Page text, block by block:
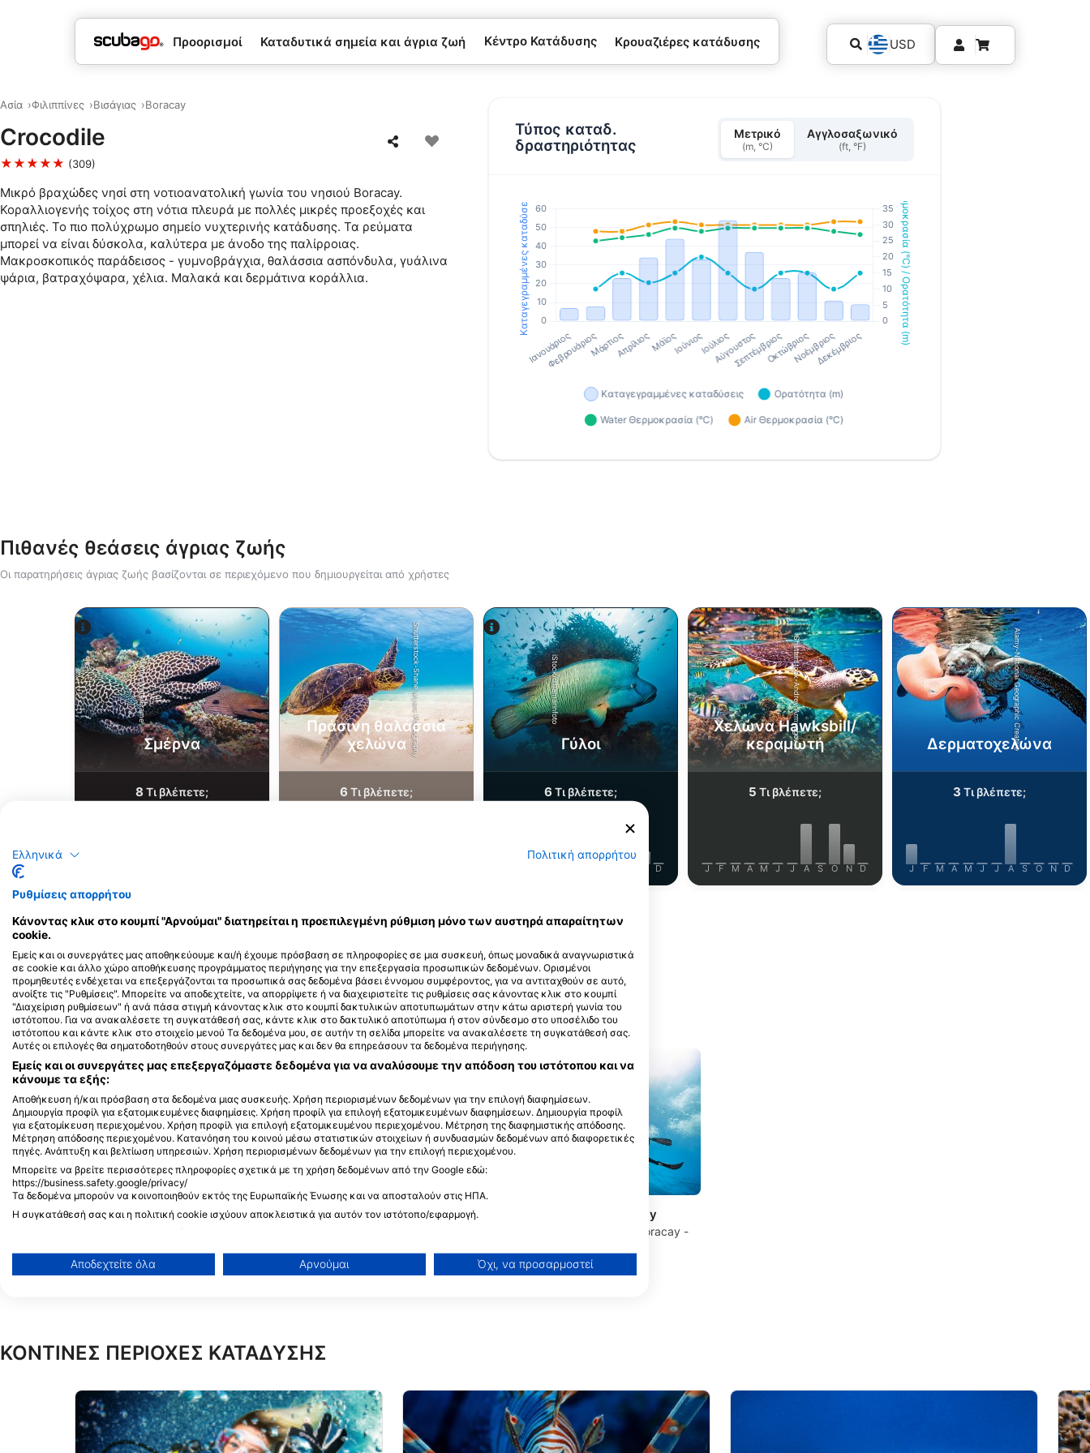
Προορισμοί Καταδυτικά σημεία και άγρια ​​ζωή Κέντρο Κατάδυσης Κρουαζιέρες κατάδυσης USD
Ασία Φιλιππίνες Βισάγιας Boracay
Crocodile
★★★★★ (309)
Μικρό βραχώδες νησί στη νοτιοανατολική γωνία του νησιού Boracay.
Κοραλλιογενής τοίχος στη νότια πλευρά με πολλές μικρές προεξοχές και
σπηλιές. Το πιο πολύχρωμο σημείο νυχτερινής κατάδυσης. Τα ρεύματα
μπορεί να είναι δύσκολα, καλύτερα με άνοδο της παλίρροιας.
Μακροσκοπικός παράδεισος - γυμνοβράγχια, θαλάσσια ασπόνδυλα, γυάλινα
ψάρια, βατραχόψαρα, χέλια. Μαλακά και δερμάτινα κοράλλια.
Τύπος καταδ.
δραστηριότητας
Μετρικό
(m, °C)
Αγγλοσαξωνικό
(ft, °F)
Πιθανές θεάσεις άγριας ζωής
Οι παρατηρήσεις άγριας ζωής βασίζονται σε περιεχόμενο που δημιουργείται από χρήστες
Alamy-WaterFrame
Σμέρνα
8 Τι βλέπετε;
Shutterstock-Shane Myers Photography
Πράσινη θαλάσσια
χελώνα
6 Τι βλέπετε;
iStock/ultramarinfoto
Γύλοι
6 Τι βλέπετε;
D
Shutterstock-Andrey Armyagov
Χελώνα Hawksbill/
κεραμωτή
5 Τι βλέπετε;
J F M A M J J A S O N D
Alamy-National Geographic Creative
Δερματοχελώνα
3 Τι βλέπετε;
J F M A M J J A S O N D
Κέντρα κατάδυσης που εξυπηρετούν αυτό το σημείο κατάδυσης
DiveGurus Boracay
Beachfront Boat Station 3, Brgy Manoc-
Manoc,, 5608 Malay, Boracay -
ΦΙΛΙΠΠΙΝΕΣ
Zone V, Bolabog, 5608 Malay , Aklan,
Boracay - ΦΙΛΙΠΠΙΝΕΣ
Neptune Dive Center Boracay
SITIO ANGOL, 5608 MALAY, Boracay -
ΚΟΝΤΙΝΕΣ ΠΕΡΙΟΧΕΣ ΚΑΤΑΔΥΣΗΣ
Ελληνικά Πολιτική απορρήτου
Ρυθμίσεις απορρήτου
Κάνοντας κλικ στο κουμπί "Αρνούμαι" διατηρείται η προεπιλεγμένη ρύθμιση μόνο των αυστηρά απαραίτητων
cookie.
Εμείς και οι συνεργάτες μας αποθηκεύουμε και/ή έχουμε πρόσβαση σε πληροφορίες σε μια συσκευή, όπως μοναδικά αναγνωριστικά
σε cookie και άλλο χώρο αποθήκευσης προγράμματος περιήγησης για την επεξεργασία προσωπικών δεδομένων. Ορισμένοι
προμηθευτές ενδέχεται να επεξεργάζονται τα προσωπικά σας δεδομένα βάσει έννομου συμφέροντος, για να αντιταχθούν σε αυτό,
ανοίξτε τις "Ρυθμίσεις". Μπορείτε να αποδεχτείτε, να απορρίψετε ή να διαχειριστείτε τις ρυθμίσεις σας κάνοντας κλικ στο κουμπί
"Διαχείριση ρυθμίσεων" ή ανά πάσα στιγμή κάνοντας κλικ στο κουμπί δακτυλικών αποτυπωμάτων στην κάτω αριστερή γωνία του
ιστότοπου. Για να ανακαλέσετε τη συγκατάθεσή σας, κάντε κλικ στο δακτυλικό αποτύπωμα ή στον σύνδεσμο στο υποσέλιδο του
ιστότοπου και κάντε κλικ στο στοιχείο μενού Τα δεδομένα μου, σε αυτήν τη σελίδα μπορείτε να ανακαλέσετε τη συγκατάθεσή σας.
Αυτές οι επιλογές θα σηματοδοτηθούν στους συνεργάτες μας και δεν θα επηρεάσουν τα δεδομένα περιήγησης.
Εμείς και οι συνεργάτες μας επεξεργαζόμαστε δεδομένα για να αναλύσουμε την απόδοση του ιστότοπου και να
κάνουμε τα εξής:
Αποθήκευση ή/και πρόσβαση στα δεδομένα μιας συσκευής. Χρήση περιορισμένων δεδομένων για την επιλογή διαφημίσεων.
Δημιουργία προφίλ για εξατομικευμένες διαφημίσεις. Χρήση προφίλ για επιλογή εξατομικευμένων διαφημίσεων. Δημιουργία προφίλ
για εξατομίκευση περιεχομένου. Χρήση προφίλ για επιλογή εξατομικευμένου περιεχομένου. Μέτρηση της διαφημιστικής απόδοσης.
Μέτρηση απόδοσης περιεχομένου. Κατανόηση του κοινού μέσω στατιστικών στοιχείων ή συνδυασμών δεδομένων από διαφορετικές
πηγές. Ανάπτυξη και βελτίωση υπηρεσιών. Χρήση περιορισμένων δεδομένων για την επιλογή περιεχομένου.
Μπορείτε να βρείτε περισσότερες πληροφορίες σχετικά με τη χρήση δεδομένων από την Google εδώ:
https://business.safety.google/privacy/
Τα δεδομένα μπορούν να κοινοποιηθούν εκτός της Ευρωπαϊκής Ένωσης και να αποσταλούν στις ΗΠΑ.
Η συγκατάθεσή σας και η πολιτική cookie ισχύουν αποκλειστικά για αυτόν τον ιστότοπο/εφαρμογή.
Χρησιμοποιούμε τα δεδομένα σας για τους ακόλουθους σκοπούς:
Σκοποί επεξεργασίας IAB:
Χρήση προφίλ για επιλογή εξατομικευμένων διαφημίσεων
Δημιουργία προφίλ για εξατομίκευση περιεχομένου
Αποδεχτείτε όλα Αρνούμαι Όχι, να προσαρμοστεί